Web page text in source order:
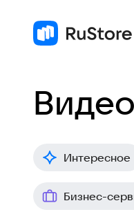
Интересное
Бизнес-